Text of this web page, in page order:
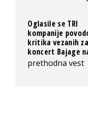
Oglasile se TRI
kompanije
kritika vezanih za
koncert Bajage
prethodna vest